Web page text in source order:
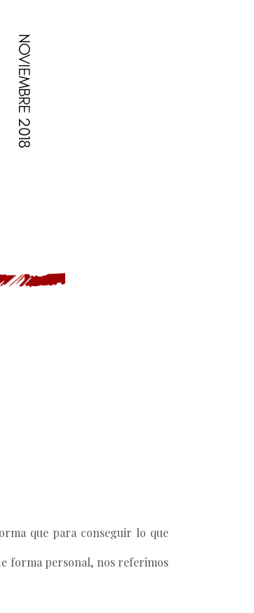
que para conseguir lo que
forma personal, nos referimos